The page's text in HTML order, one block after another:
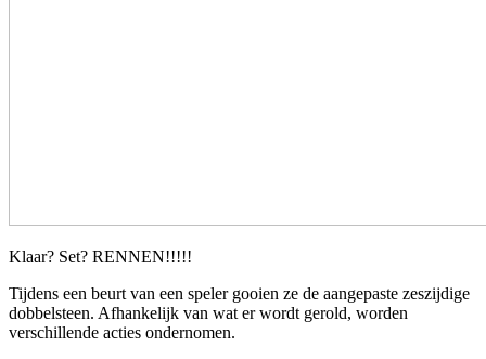
Klaar? Set? RENNEN!!!!!
Tijdens een beurt van een speler gooien ze de aangepaste zeszijdige
dobbelsteen. Afhankelijk van wat er wordt gerold, worden
verschillende acties ondernomen.